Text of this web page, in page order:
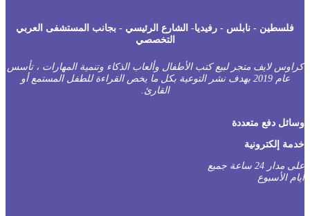
فلسطين - نابلس - رفيديا- الشارع الرئيسي - بجانب المستشفى العربي
التخصصي
لايف متجر لبيع كتب الأطفال وألعاب الذكاء وتنمية المهارات ، تأسس
عام 2019 بهدف نشر التوعية بكل ما يخص القراءة للطفل المستمع أو
القارئ.
دفع متعددة
إلكترونية
على مدار 24 ساعة جميع
الأسبوع